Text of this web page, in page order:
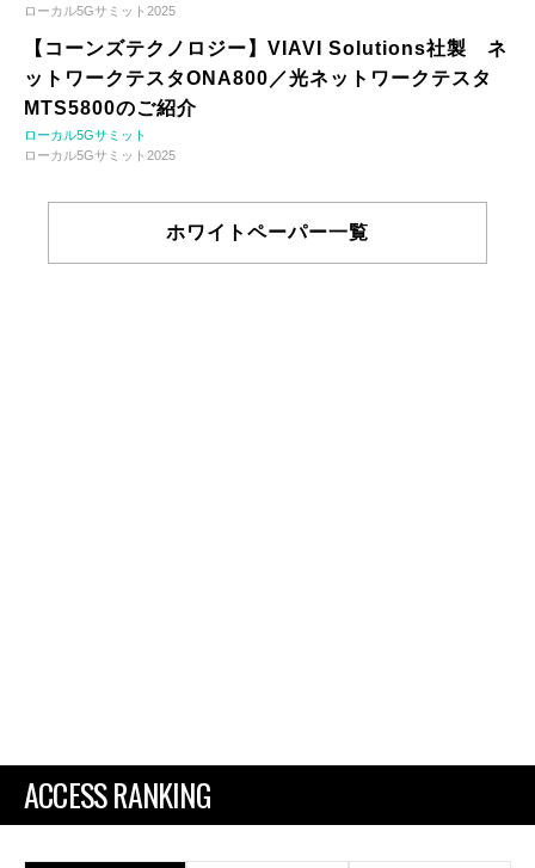
ローカル5Gサミット2025
【コーンズテクノロジー】VIAVI Solutions社製 ネ
ットワークテスタONA800／光ネットワークテスタ
MTS5800のご紹介
ローカル5Gサミット
ローカル5Gサミット2025
ホワイトペーパー一覧
ACCESS RANKING